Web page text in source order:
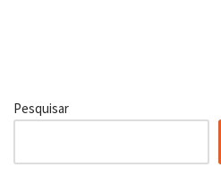
Pesquisar